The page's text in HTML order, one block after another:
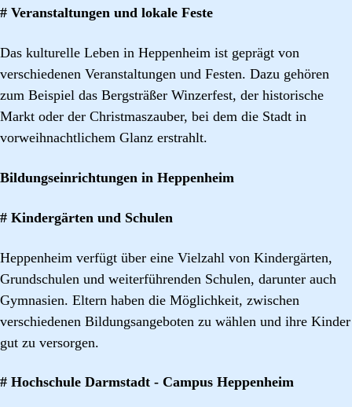
# Veranstaltungen und lokale Feste
Das kulturelle Leben in Heppenheim ist geprägt von
verschiedenen Veranstaltungen und Festen. Dazu gehören
zum Beispiel das Bergsträßer Winzerfest, der historische
Markt oder der Christmaszauber, bei dem die Stadt in
vorweihnachtlichem Glanz erstrahlt.
Bildungseinrichtungen in Heppenheim
# Kindergärten und Schulen
Heppenheim verfügt über eine Vielzahl von Kindergärten,
Grundschulen und weiterführenden Schulen, darunter auch
Gymnasien. Eltern haben die Möglichkeit, zwischen
verschiedenen Bildungsangeboten zu wählen und ihre Kinder
gut zu versorgen.
# Hochschule Darmstadt - Campus Heppenheim